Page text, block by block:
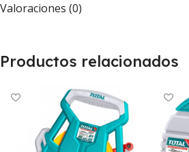
Valoraciones (0)
Productos relacionados